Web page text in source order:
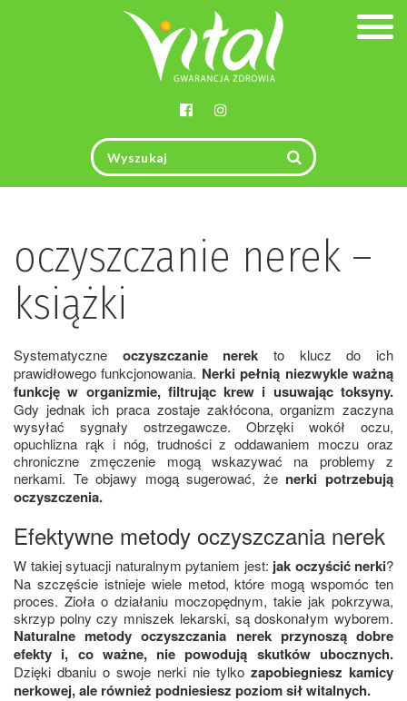
oczyszczanie nerek –
książki
Systematyczne oczyszczanie nerek to klucz do ich
prawidłowego funkcjonowania. Nerki pełnią niezwykle ważną
funkcję w organizmie, filtrując krew i usuwając toksyny.
Gdy jednak ich praca zostaje zakłócona, organizm zaczyna
wysyłać sygnały ostrzegawcze. Obrzęki wokół oczu,
opuchlizna rąk i nóg, trudności z oddawaniem moczu oraz
chroniczne zmęczenie mogą wskazywać na problemy z
nerkami. Te objawy mogą sugerować, że nerki potrzebują
oczyszczenia.
Efektywne metody oczyszczania nerek
W takiej sytuacji naturalnym pytaniem jest: jak oczyścić nerki?
Na szczęście istnieje wiele metod, które mogą wspomóc ten
proces. Zioła o działaniu moczopędnym, takie jak pokrzywa,
skrzyp polny czy mniszek lekarski, są doskonałym wyborem.
Naturalne metody oczyszczania nerek przynoszą dobre
efekty i, co ważne, nie powodują skutków ubocznych.
Dzięki dbaniu o swoje nerki nie tylko zapobiegniesz kamicy
nerkowej, ale również podniesiesz poziom sił witalnych.